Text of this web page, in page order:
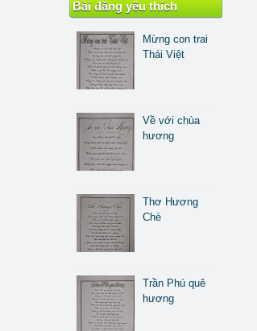
Bài đăng yêu thích
Mừng con trai
Thái Việt
Về với chùa
hương
Thơ Hương
Chè
Trần Phú quê
hương